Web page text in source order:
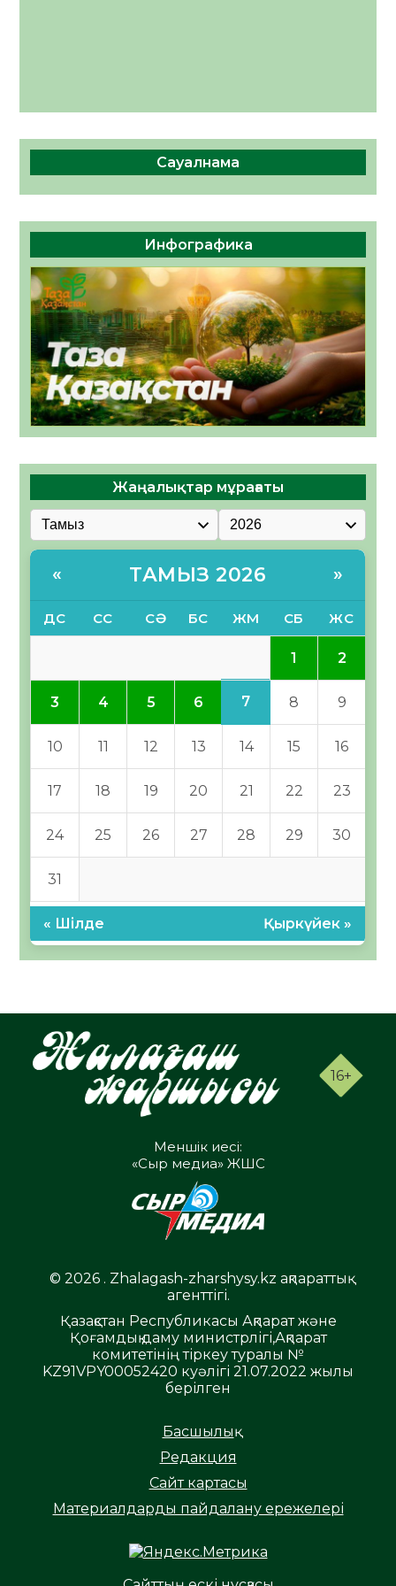
Сауалнама
Инфографика
Жаңалықтар мұрағаты
« ТАМЫЗ 2026 »
ДС СС СӘ БС ЖМ СБ ЖС
1 2
3 4 5 6 7 8 9
10 11 12 13 14 15 16
17 18 19 20 21 22 23
24 25 26 27 28 29 30
31
« Шілде Қыркүйек »
16+
Меншік иесі:
«Сыр медиа» ЖШС
© 2026 . Zhalagash-zharshysy.kz ақпараттық
агенттігі.
Қазақстан Республикасы Ақпарат және
Қоғамдық даму министрлігі,Ақпарат
комитетінің тіркеу туралы №
KZ91VPY00052420 куәлігі 21.07.2022 жылы
берілген
Басшылық
Редакция
Сайт картасы
Материалдарды пайдалану ережелері